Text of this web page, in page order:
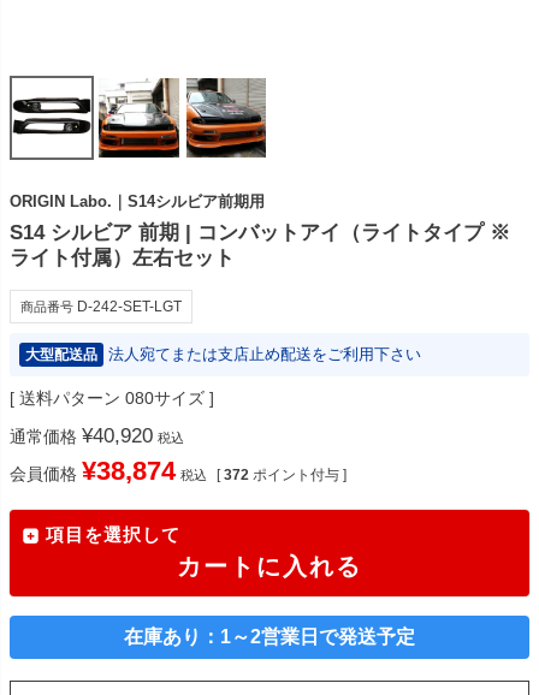
ORIGIN Labo.｜S14シルビア前期用
S14 シルビア 前期 | コンバットアイ（ライトタイプ ※
ライト付属）左右セット
商品番号 D-242-SET-LGT
大型配送品 法人宛てまたは支店止め配送をご利用下さい
送料パターン 080サイズ
通常価格 ¥40,920 税込
会員価格 ¥38,874 税込 [ 372 ポイント付与 ]
項目を選択して
カートに入れる
在庫あり：1～2営業日で発送予定